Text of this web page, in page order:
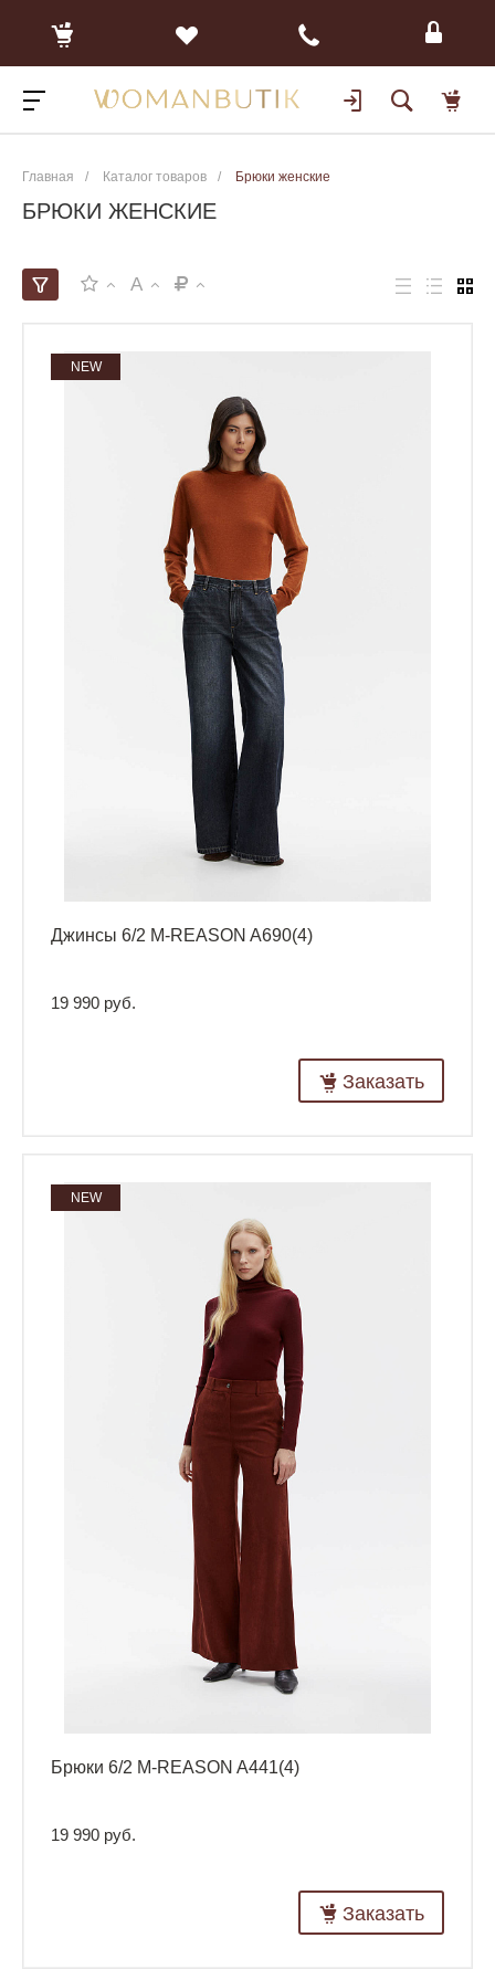
Главная / Каталог товаров / Брюки женские
БРЮКИ ЖЕНСКИЕ
A
NEW
Джинсы 6/2 M-REASON A690(4)
19 990 руб.
Заказать
NEW
Брюки 6/2 M-REASON A441(4)
19 990 руб.
Заказать